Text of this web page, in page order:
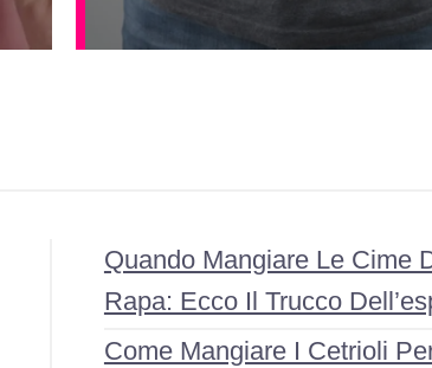
Quando Mangiare Le Cime
Rapa: Ecco Il Trucco
Come Mangiare I Cetrioli